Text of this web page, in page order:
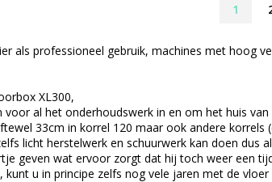
1
als professioneel gebruik, machines met hoog
XL300,
al het onderhoudswerk in en om het huis
33cm in korrel 120 maar ook andere korrels
licht herstelwerk en schuurwerk kan doen dus
geven wat ervoor zorgt dat hij toch weer een
kunt u in principe zelfs nog vele jaren met de